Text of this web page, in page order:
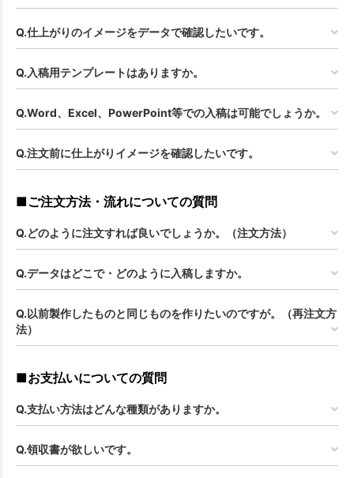
Q.仕上がりのイメージをデータで確認したいです。
Q.入稿用テンプレートはありますか。
Q.Word、Excel、PowerPoint等での入稿は可能でしょうか。
Q.注文前に仕上がりイメージを確認したいです。
■ご注文方法・流れについての質問
Q.どのように注文すれば良いでしょうか。（注文方法）
Q.データはどこで・どのように入稿しますか。
Q.以前製作したものと同じものを作りたいのですが。（再注文方
法）
■お支払いについての質問
Q.支払い方法はどんな種類がありますか。
Q.領収書が欲しいです。